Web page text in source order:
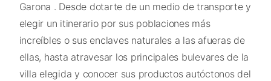
Garona . Desde dotarte de un medio de transporte y
elegir un itinerario por sus poblaciones más
increíbles o sus enclaves naturales a las afueras de
ellas, hasta atravesar los principales bulevares de la
villa elegida y conocer sus productos autóctonos del